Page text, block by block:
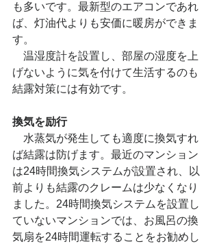
も多いです。最新型のエアコンであれ
ば、灯油代よりも安価に暖房ができま
す。
温湿度計を設置し、部屋の湿度を上
げないように気を付けて生活するのも
結露対策には有効です。
換気を励行
水蒸気が発生しても適度に換気すれ
ば結露は防げます。最近のマンション
は24時間換気システムが設置され、以
前よりも結露のクレームは少なくなり
ました。24時間換気システムを設置し
ていないマンションでは、お風呂の換
気扇を24時間運転することをお勧めし